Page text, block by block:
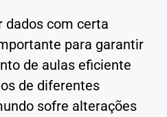
dados com certa
para garantir
de aulas eficiente
de diferentes
sofre alterações